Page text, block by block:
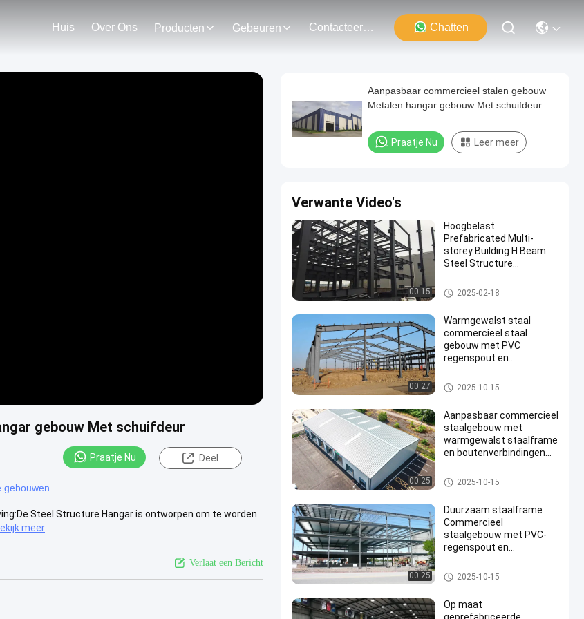
Huis Over Ons Producten Gebeuren Contacteer Ons Chatten
gebouw Met schuifdeur
Praatje Nu Deel
gebouwen
Steel Structure Hangar is ontworpen om te worden
meer
Verlaat een Bericht
Aanpasbaar commercieel stalen gebouw
Metalen hangar gebouw Met schuifdeur
Praatje Nu Leer meer
Verwante Video's
00:15
Hoogbelast
Prefabricated Multi-
storey Building H Beam
Steel Structure
Prefabricateerd meer verdiepin
gen tellend gebouw
2025-02-18
00:27
Warmgewalst staal
commercieel staal
gebouw met PVC
regenspout en
Commercieel staalgebouw
2025-10-15
00:25
Aanpasbaar commercieel
staalgebouw met
warmgewalst staalframe
en boutenverbindingen
montage
Commercieel staalgebouw
2025-10-15
00:25
Duurzaam staalframe
Commercieel
staalgebouw met PVC-
regenspout en
Commercieel staalgebouw
2025-10-15
Op maat